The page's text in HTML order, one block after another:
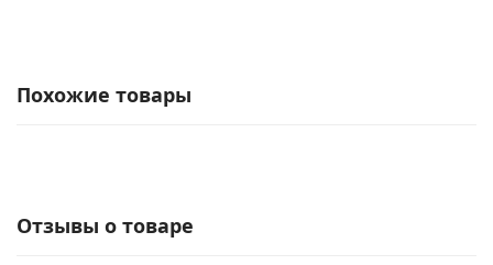
Похожие товары
Отзывы о товаре